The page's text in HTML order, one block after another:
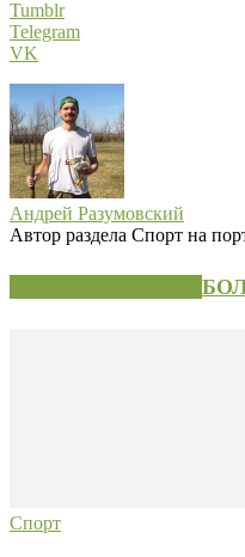
Tumblr
Telegram
VK
Андрей Разумовский
Автор раздела Спорт на
Спорт